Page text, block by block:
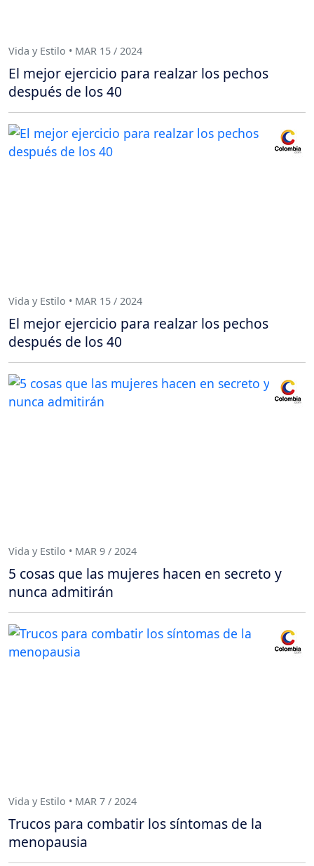
Vida y Estilo • MAR 15 / 2024
El mejor ejercicio para realzar los pechos
después de los 40
Vida y Estilo • MAR 15 / 2024
El mejor ejercicio para realzar los pechos
después de los 40
Vida y Estilo • MAR 9 / 2024
5 cosas que las mujeres hacen en secreto y
nunca admitirán
Vida y Estilo • MAR 7 / 2024
Trucos para combatir los síntomas de la
menopausia